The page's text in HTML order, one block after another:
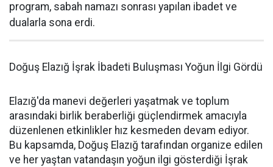
program, sabah namazı sonrası yapılan ibadet ve
dualarla sona erdi.
Doğuş Elazığ İşrak İbadeti Buluşması Yoğun İlgi Gördü
Elazığ'da manevi değerleri yaşatmak ve toplum
arasındaki birlik beraberliği güçlendirmek amacıyla
düzenlenen etkinlikler hız kesmeden devam ediyor.
Bu kapsamda, Doğuş Elazığ tarafından organize edilen
ve her yaştan vatandaşın yoğun ilgi gösterdiği İşrak